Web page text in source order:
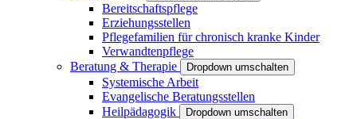
Bereitschaftspflege
Erziehungsstellen
Pflegefamilien für chronisch kranke Kinder
Verwandtenpflege
Beratung & Therapie
Dropdown umschalten
Systemische Arbeit
Evangelische Beratungsstellen
Heilpädagogik
Dropdown umschalten